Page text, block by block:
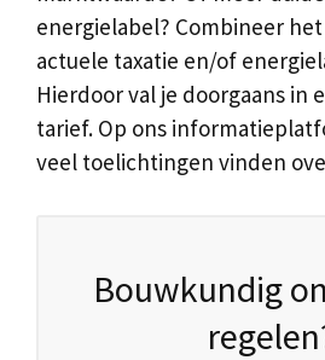
energielabel? Combineer
actuele taxatie en/of
Hierdoor val je doorgaans in
tarief. Op ons
veel toelichtingen vinden
Bouwkundig